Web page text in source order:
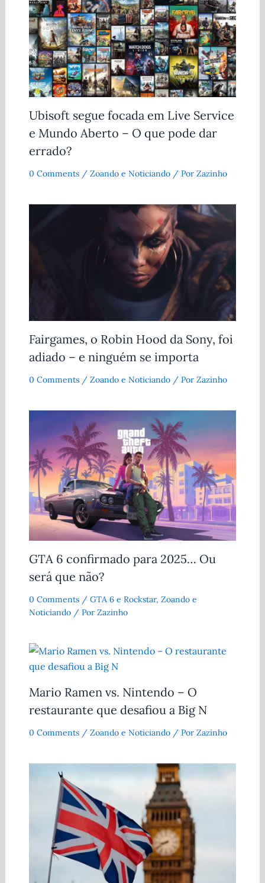
Ubisoft segue focada em Live Service
e Mundo Aberto – O que pode dar
errado?
0 Comments / Zoando e Noticiando/ Por Zazinho
Fairgames, o Robin Hood da Sony, foi
adiado – e ninguém se importa
0 Comments / Zoando e Noticiando/ Por Zazinho
GTA 6 confirmado para 2025… Ou
será que não?
0 Comments / GTA 6 e Rockstar, Zoando e
Noticiando/ Por Zazinho
Mario Ramen vs. Nintendo – O
restaurante que desafiou a Big N
0 Comments / Zoando e Noticiando/ Por Zazinho